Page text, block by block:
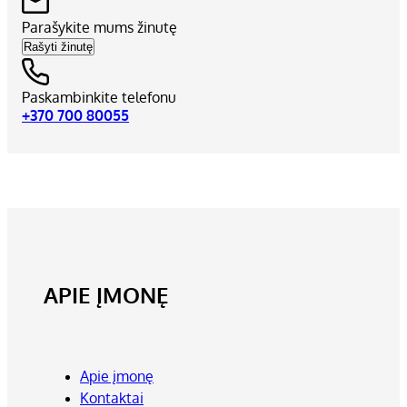
Parašykite mums žinutę
Rašyti žinutę
Paskambinkite telefonu
+370 700 80055
APIE ĮMONĘ
Apie įmonę
Kontaktai